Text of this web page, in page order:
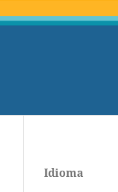
Idioma